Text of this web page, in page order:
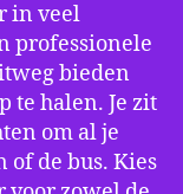
in veel
professionele
bieden
te halen. Je zit
om al je
of de bus. Kies